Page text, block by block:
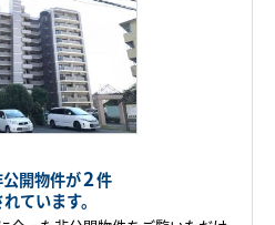
開物件が2件
ています。